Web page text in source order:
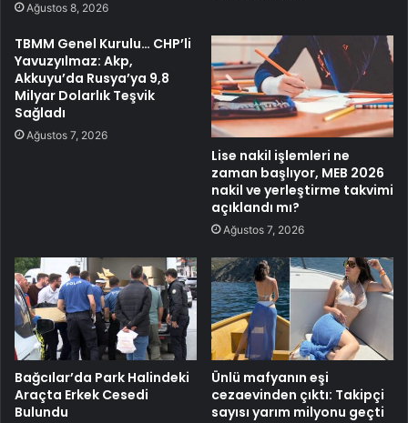
Ağustos 8, 2026
TBMM Genel Kurulu… CHP’li
Yavuzyılmaz: Akp,
Akkuyu’da Rusya’ya 9,8
Milyar Dolarlık Teşvik
Sağladı
Ağustos 7, 2026
Lise nakil işlemleri ne
zaman başlıyor, MEB 2026
nakil ve yerleştirme takvimi
açıklandı mı?
Ağustos 7, 2026
Bağcılar’da Park Halindeki
Araçta Erkek Cesedi
Bulundu
Ünlü mafyanın eşi
cezaevinden çıktı: Takipçi
sayısı yarım milyonu geçti